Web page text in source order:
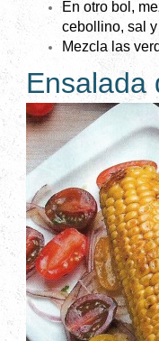
En otro bol,
cebollino, sal
Mezcla las
Ensalada